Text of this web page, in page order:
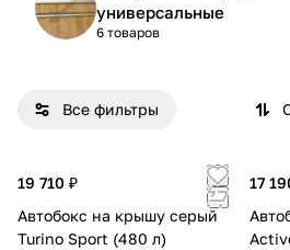
универсальные
6 товаров
Все фильтры
19 710 ₽
Автобокс на крышу серый
Turino Sport (480 л)
17